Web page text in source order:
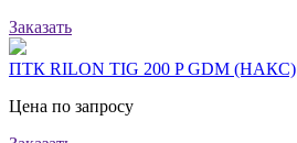
Заказать
ПТК RILON TIG 200 P GDM (НАКС)
Цена по запросу